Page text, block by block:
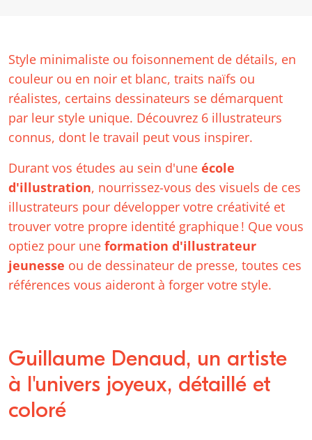
Style minimaliste ou foisonnement de détails, en
couleur ou en noir et blanc, traits naïfs ou
réalistes, certains dessinateurs se démarquent
par leur style unique. Découvrez 6 illustrateurs
connus, dont le travail peut vous inspirer.
Durant vos études au sein d'une école
d'illustration, nourrissez-vous des visuels de ces
illustrateurs pour développer votre créativité et
trouver votre propre identité graphique ! Que vous
optiez pour une formation d'illustrateur
jeunesse ou de dessinateur de presse, toutes ces
références vous aideront à forger votre style.
Guillaume Denaud, un artiste
à l'univers joyeux, détaillé et
coloré